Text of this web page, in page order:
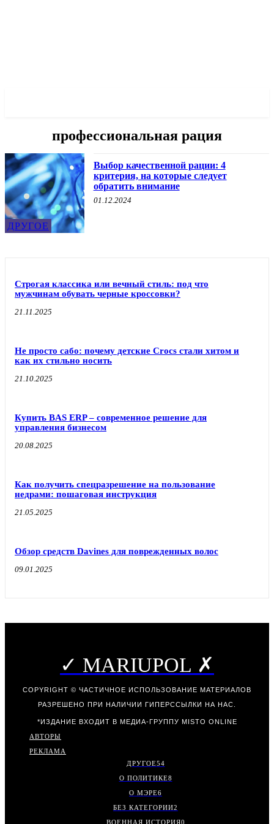
профессиональная рация
ДРУГОЕ
Выбор качественной рации: 4
критерия, на которые следует
обратить внимание
01.12.2024
Строгая классика или вечный стиль: под что
мужчинам обувать черные кроссовки?
21.11.2025
Не просто сабо: почему детские Crocs стали хитом и
как их стильно носить
21.10.2025
Купить BAS ERP – современное решение для
управления бизнесом
20.08.2025
Как получить спецразрешение на пользование
недрами: пошаговая инструкция
21.05.2025
Обзор средств Davines для поврежденных волос
09.01.2025
✓ MARIUPOL ✗
COPYRIGHT © ЧАСТИЧНОЕ ИСПОЛЬЗОВАНИЕ МАТЕРИАЛОВ
РАЗРЕШЕНО ПРИ НАЛИЧИИ ГИПЕРССЫЛКИ НА НАС.
*ИЗДАНИЕ ВХОДИТ В МЕДИА-ГРУППУ MISTO ONLINE
АВТОРЫ
РЕКЛАМА
ДРУГОЕ54
О ПОЛИТИКЕ8
О МЭРЕ6
БЕЗ КАТЕГОРИИ2
ВОЕННАЯ ИСТОРИЯ0